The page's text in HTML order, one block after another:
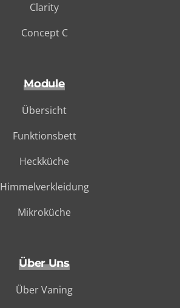
Clarity
Concept C
Module
Übersicht
Funktionsbett
Heckküche
Himmelverkleidung
Mikroküche
Über Uns
Über Vaning